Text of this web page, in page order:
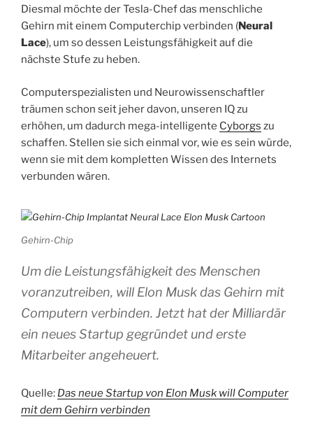
Diesmal möchte der Tesla-Chef das menschliche
Gehirn mit einem Computerchip verbinden (Neural
Lace), um so dessen Leistungsfähigkeit auf die
nächste Stufe zu heben.
Computerspezialisten und Neurowissenschaftler
träumen schon seit jeher davon, unseren IQ zu
erhöhen, um dadurch mega-intelligente Cyborgs zu
schaffen. Stellen sie sich einmal vor, wie es sein würde,
wenn sie mit dem kompletten Wissen des Internets
verbunden wären.
Gehirn-Chip
Um die Leistungsfähigkeit des Menschen
voranzutreiben, will Elon Musk das Gehirn mit
Computern verbinden. Jetzt hat der Milliardär
ein neues Startup gegründet und erste
Mitarbeiter angeheuert.
Quelle: Das neue Startup von Elon Musk will Computer
mit dem Gehirn verbinden